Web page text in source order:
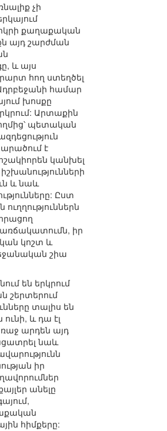
չի
քաղաքական
այդ շարժման
և այս
հող ստեղծել
համար
խոսքը
Արտաքին
պետական
է
կանխել
և նաև
Ըստ
իր
կոշտ և
շիա
են երկրում
շերտերում
տալիս են
և դա էլ
արդեն այդ
նաև
իր
անելը
հիմքերը: